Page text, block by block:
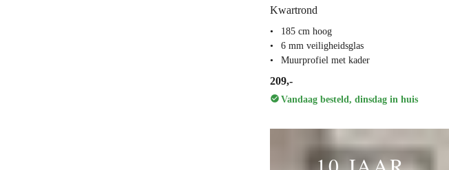
Kwartrond
185 cm hoog
6 mm veiligheidsglas
Muurprofiel met kader
209,-
Vandaag besteld, dinsdag in huis